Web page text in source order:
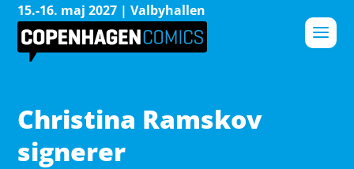
15.-16. maj 2027 | Valbyhallen
Christina Ramskov
signerer